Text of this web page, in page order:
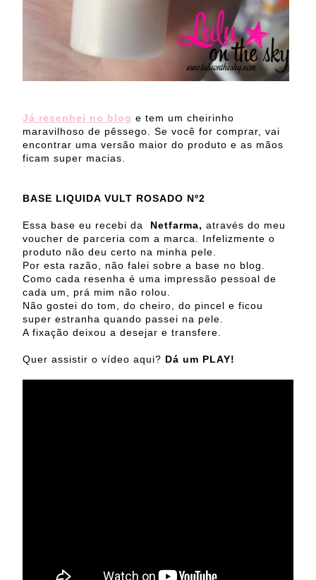
Já resenhei no blog e tem um cheirinho
maravilhoso de pêssego. Se você for comprar, vai
encontrar uma versão maior do produto e as mãos
ficam super macias.
BASE LIQUIDA VULT ROSADO Nº2
Essa base eu recebi da Netfarma, através do meu
voucher de parceria com a marca. Infelizmente o
produto não deu certo na minha pele.
Por esta razão, não falei sobre a base no blog.
Como cada resenha é uma impressão pessoal de
cada um, prá mim não rolou.
Não gostei do tom, do cheiro, do pincel e ficou
super estranha quando passei na pele.
A fixação deixou a desejar e transfere.
Quer assistir o vídeo aqui? Dá um PLAY!